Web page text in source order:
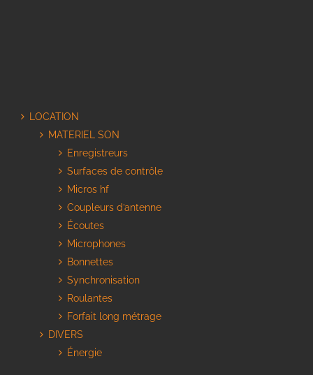
LOCATION
MATERIEL SON
Enregistreurs
Surfaces de contrôle
Micros hf
Coupleurs d’antenne
Écoutes
Microphones
Bonnettes
Synchronisation
Roulantes
Forfait long métrage
DIVERS
Énergie